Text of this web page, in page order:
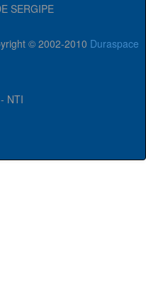
SERGIPE
© 2002-2010 Duraspace
NTI